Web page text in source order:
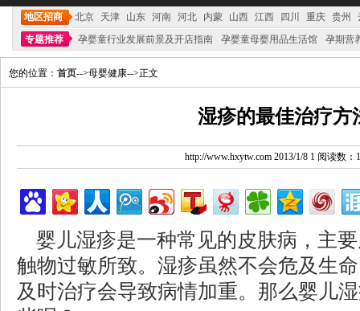
地区招商 北京 天津 山东 河南 河北 内蒙 山西 江西 四川 重庆 贵州
专题推荐
孕婴童行业发展前景及开店指南 孕婴童母婴用品生活馆 孕期营
您的位置： 首页-->母婴健康-->正文
湿疹的最佳治疗方
http://www.hxytw.com 2013/1/8 1 阅读数：
婴儿湿疹是一种常见的皮肤病，主
触物过敏所致。湿疹虽然不会危及生
及时治疗会导致病情加重。那么婴儿